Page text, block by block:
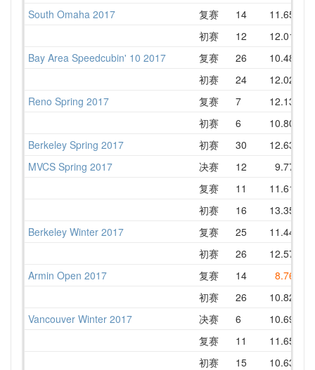
South Omaha 2017
复赛 14 11.65
初赛
12 12.01
Bay Area Speedcubin' 10 2017
复赛 26 10.48
初赛
24 12.02
Reno Spring 2017
复赛 7 12.13
初赛
6 10.80
Berkeley Spring 2017
初赛 30 12.63
MVCS Spring 2017
决赛 12 9.77
复赛
11 11.61
初赛
16 13.35
Berkeley Winter 2017
复赛 25 11.44
初赛
26 12.57
Armin Open 2017
复赛 14 8.76
初赛
26 10.82
Vancouver Winter 2017
决赛 6 10.69
复赛
11 11.65
初赛
15 10.63